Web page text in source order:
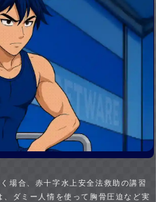
場合、赤十字水上安全法救助の講習